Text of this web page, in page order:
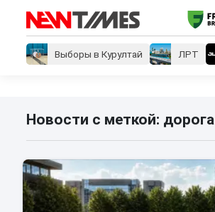
Выборы в Курултай ЛРТ
Новости с меткой: дорога